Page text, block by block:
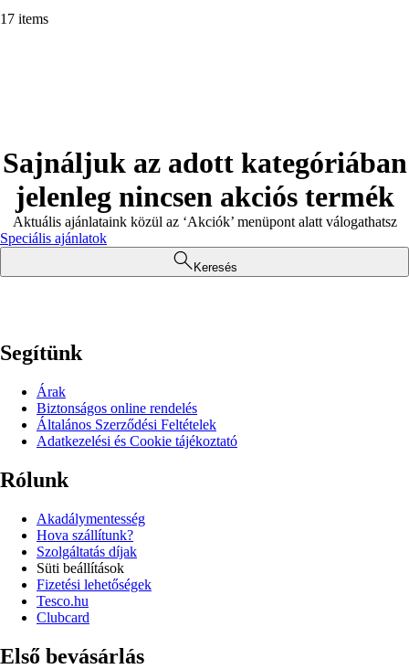
17 items
Sajnáljuk az adott kategóriában
jelenleg nincsen akciós termék
Aktuális ajánlataink közül az ‘Akciók’ menüpont alatt válogathatsz
Speciális ajánlatok
Keresés
Segítünk
Árak
Biztonságos online rendelés
Általános Szerződési Feltételek
Adatkezelési és Cookie tájékoztató
Rólunk
Akadálymentesség
Hova szállítunk?
Szolgáltatás díjak
Süti beállítások
Fizetési lehetőségek
Tesco.hu
Clubcard
Első bevásárlás